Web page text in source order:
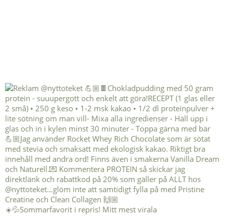
☀️💦Sommarfavorit i repris! Mitt mest virala